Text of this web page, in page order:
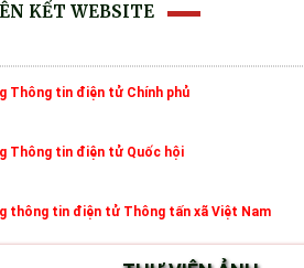
KẾT WEBSITE
Thông tin điện tử Chính phủ
Thông tin điện tử Quốc hội
thông tin điện tử Thông tấn xã Việt Nam